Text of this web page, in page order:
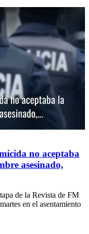
en Los Eucaliptus:
no aceptaba
asesinado,
de la Revista de FM
en el asentamiento